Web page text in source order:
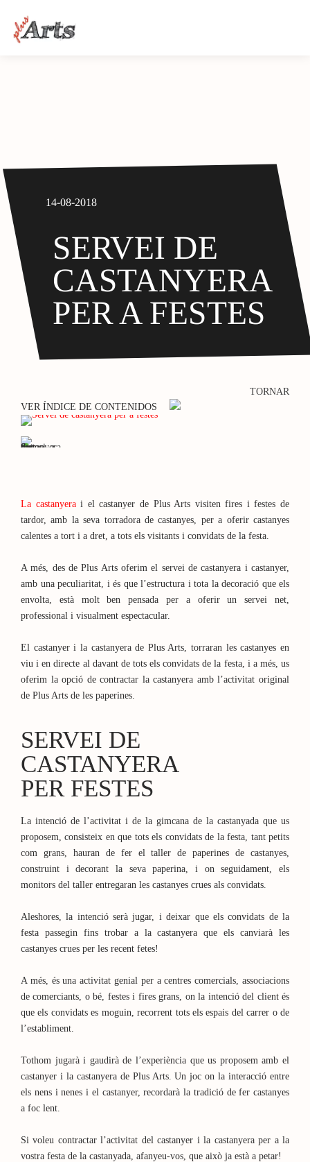
14-08-2018
SERVEI DE
CASTANYERA
PER A FESTES
TORNAR
VER ÍNDICE DE CONTENIDOS
La castanyerai el castanyer de Plus Arts visiten fires i festes de
tardor, amb la seva torradora de castanyes, per a oferir castanyes
calentes a tort i a dret, a tots els visitants i convidats de la festa.
A més, des de Plus Arts oferim el servei de castanyera i castanyer,
amb una peculiaritat, i és que l’estructura i tota la decoració que els
envolta, està molt ben pensada per a oferir un servei net,
professional i visualment espectacular.
El castanyer i la castanyera de Plus Arts, torraran les castanyes en
viu i en directe al davant de tots els convidats de la festa, i a més, us
oferim la opció de contractar la castanyera amb l’activitat original
de Plus Arts de les paperines.
SERVEI DE
CASTANYERA
PER FESTES
La intenció de l’activitat i de la gimcana de la castanyada que us
proposem, consisteix en que tots els convidats de la festa, tant petits
com grans, hauran de fer el taller de paperines de castanyes,
construint i decorant la seva paperina, i on seguidament, els
monitors del taller entregaran les castanyes crues als convidats.
Aleshores, la intenció serà jugar, i deixar que els convidats de la
festa passegin fins trobar a la castanyera que els canviarà les
castanyes crues per les recent fetes!
A més, és una activitat genial per a centres comercials, associacions
de comerciants, o bé, festes i fires grans, on la intenció del client és
que els convidats es moguin, recorrent tots els espais del carrer o de
l’establiment.
Tothom jugarà i gaudirà de l’experiència que us proposem amb el
castanyer i la castanyera de Plus Arts. Un joc on la interacció entre
els nens i nenes i el castanyer, recordarà la tradició de fer castanyes
a foc lent.
Si voleu contractar l’activitat del castanyer i la castanyera per a la
vostra festa de la castanyada, afanyeu-vos, que això ja està a petar!